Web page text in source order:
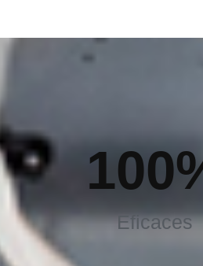
Eficaces
100